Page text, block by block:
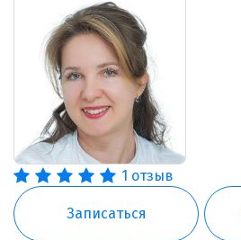
1 отзыв
Записаться
Ваш e-mail:*
Я согласен наобработку моих